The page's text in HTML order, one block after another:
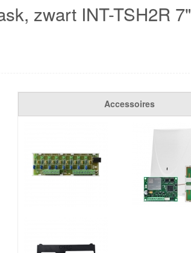
zwart INT-TSH2R 7"
Accessoires